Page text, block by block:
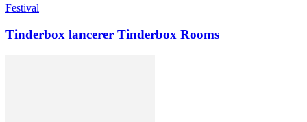
Festival
Tinderbox lancerer Tinderbox Rooms